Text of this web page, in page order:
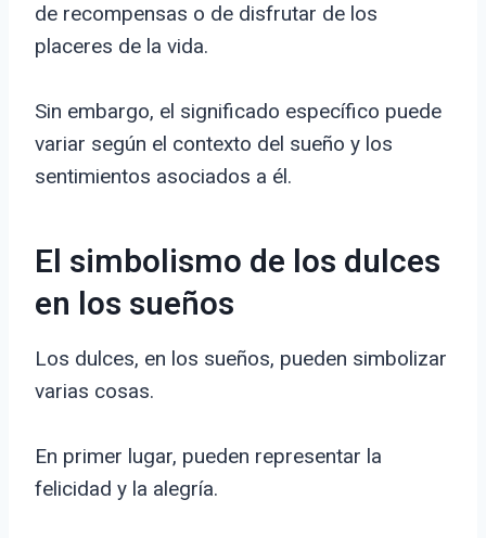
de recompensas o de disfrutar de los
placeres de la vida.
Sin embargo, el significado específico puede
variar según el contexto del sueño y los
sentimientos asociados a él.
El simbolismo de los dulces
en los sueños
Los dulces, en los sueños, pueden simbolizar
varias cosas.
En primer lugar, pueden representar la
felicidad y la alegría.